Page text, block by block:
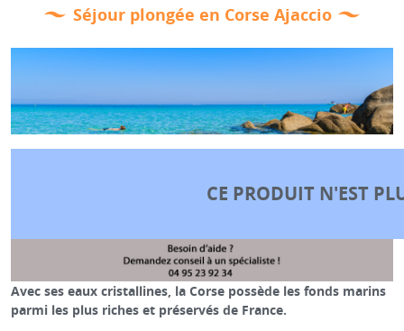
Séjour plongée en Corse Ajaccio
CE PRODUIT N'EST
Avec ses eaux cristallines, la Corse possède les fonds marins
parmi les plus riches et préservés de France.